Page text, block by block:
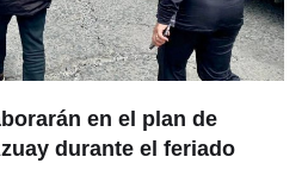
en el plan de
durante el feriado